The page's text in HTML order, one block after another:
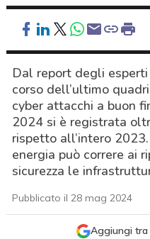
Dal report degli
corso dell’ultimo
cyber attacchi a buon
2024 si è registrata
rispetto all’intero
energia può correre ai
sicurezza le
Pubblicato il 28 mag 2024
Aggiungi tra